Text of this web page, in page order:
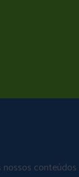
conteúdos